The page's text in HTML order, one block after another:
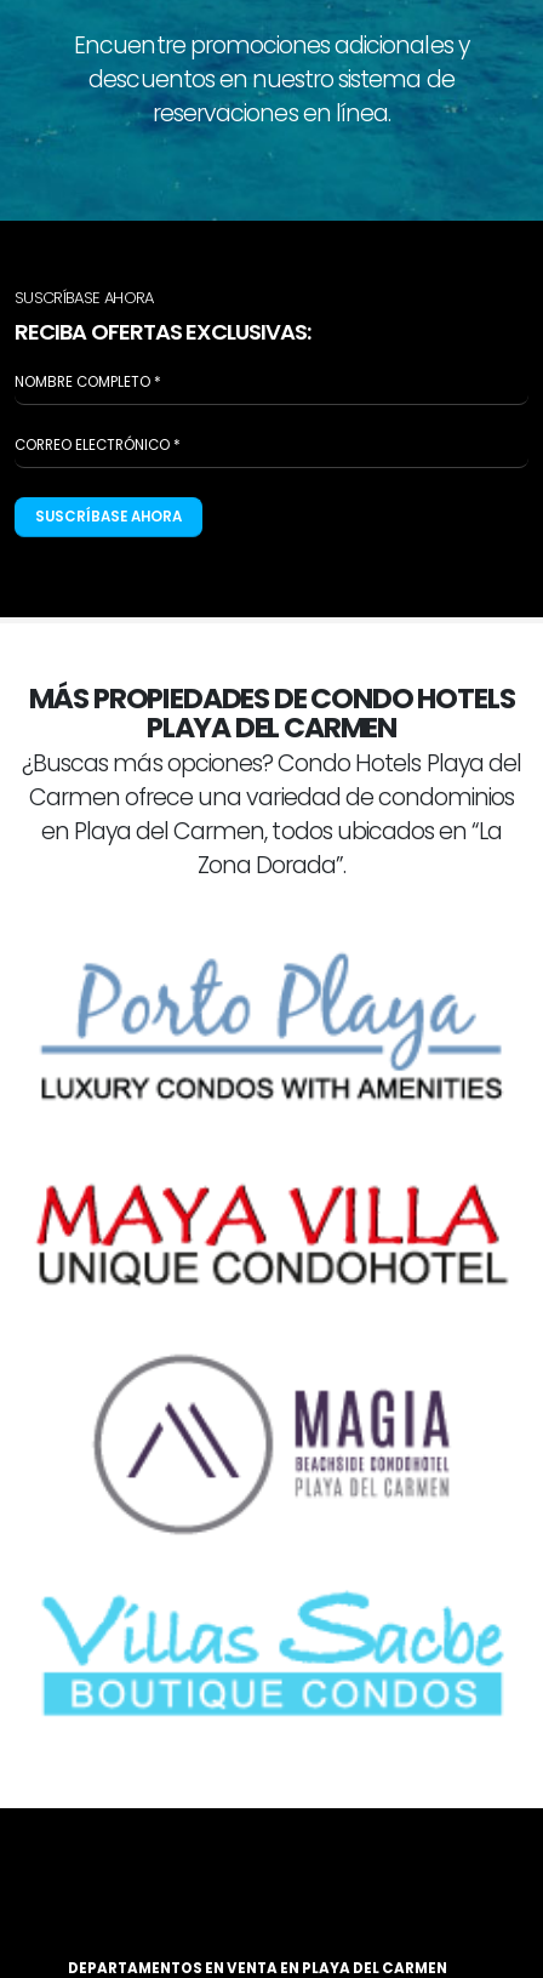
Encuentre promociones adicionales y
descuentos en nuestro sistema de
reservaciones en línea.
SUSCRÍBASE AHORA
RECIBA OFERTAS EXCLUSIVAS:
SUSCRÍBASE AHORA
MÁS PROPIEDADES DE CONDO HOTELS
PLAYA DEL CARMEN
¿Buscas más opciones? Condo Hotels Playa del
Carmen ofrece una variedad de condominios
en Playa del Carmen, todos ubicados en “La
Zona Dorada”.
DEPARTAMENTOS EN VENTA EN PLAYA DEL CARMEN